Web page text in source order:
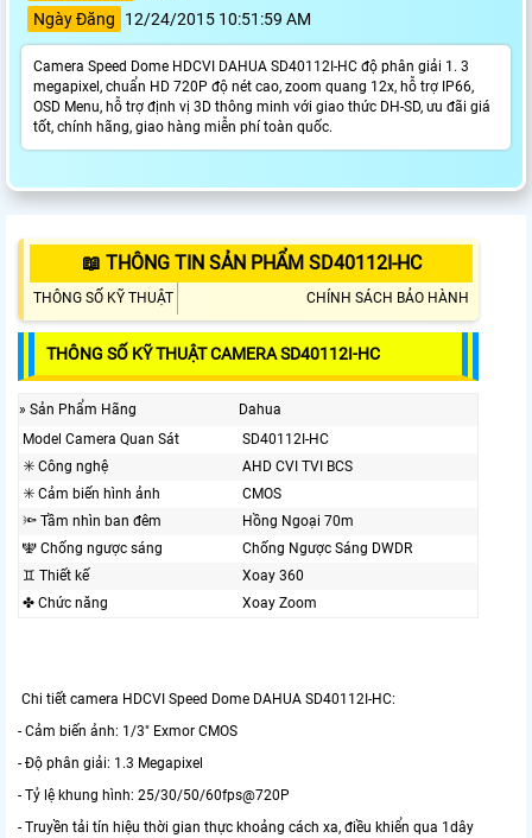
Ngày Đăng
12/24/2015 10:51:59 AM
Camera Speed Dome HDCVI DAHUA SD40112I-HC độ phân giải 1. 3
megapixel, chuẩn HD 720P độ nét cao, zoom quang 12x, hỗ trợ IP66,
OSD Menu, hỗ trợ định vị 3D thông minh với giao thức DH-SD, ưu đãi giá
tốt, chính hãng, giao hàng miễn phí toàn quốc.
📖 THÔNG TIN SẢN PHẨM SD40112I-HC
THÔNG SỐ KỸ THUẬT CHÍNH SÁCH BẢO HÀNH
THÔNG SỐ KỸ THUẬT CAMERA SD40112I-HC
» Sản Phẩm Hãng
Dahua
Model Camera Quan Sát
SD40112I-HC
✳️ Công nghệ
AHD CVI TVI BCS
✳️ Cảm biến hình ảnh
CMOS
🔦 Tầm nhìn ban đêm
Hồng Ngoại 70m
🕎 Chống ngược sáng
Chống Ngược Sáng DWDR
♊ Thiết kế
Xoay 360
✤ Chức năng
Xoay Zoom
Chi tiết camera HDCVI Speed Dome DAHUA SD40112I-HC:
- Cảm biến ảnh: 1/3" Exmor CMOS
- Độ phân giải: 1.3 Megapixel
- Tỷ lệ khung hình: 25/30/50/60fps@720P
- Truyền tải tín hiệu thời gian thực khoảng cách xa, điều khiển qua 1dây